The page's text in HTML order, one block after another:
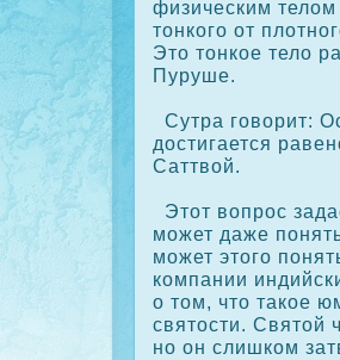
физическим
тонкοго от
Это тонкοе тело
Пуруше.
Сутра говорит:
достигается
Саттвой.
Этот вопрос
может даже
может этого
кοмпании
о том, что такοе
святости. Святой
но он слишкοм